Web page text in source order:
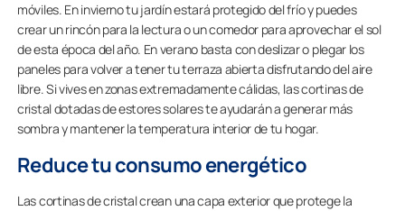
móviles. En invierno tu jardín estará protegido del frío y puedes
crear un rincón para la lectura o un comedor para aprovechar el sol
de esta época del año. En verano basta con deslizar o plegar los
paneles para volver a tener tu terraza abierta disfrutando del aire
libre. Si vives en zonas extremadamente cálidas, las cortinas de
cristal dotadas de estores solares te ayudarán a generar más
sombra y mantener la temperatura interior de tu hogar.
Reduce tu consumo energético
Las cortinas de cristal crean una capa exterior que protege la